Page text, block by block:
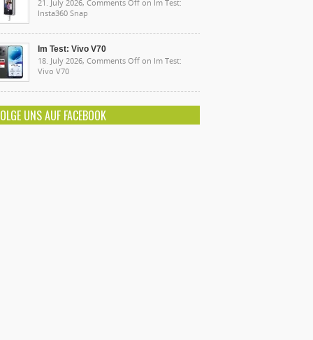
21. July 2026, Comments Off on Im Test:
Insta360 Snap
Im Test: Vivo V70
18. July 2026, Comments Off on Im Test:
Vivo V70
UNS AUF FACEBOOK